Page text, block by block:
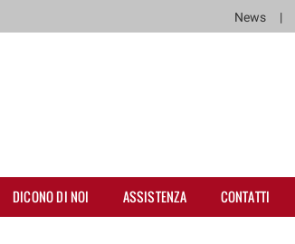
News
DICONO DI NOI ASSISTENZA CONTATTI